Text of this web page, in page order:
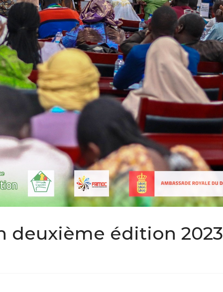
deuxième édition 2023